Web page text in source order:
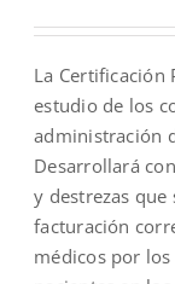
La Certificación
estudio de los
administración
Desarrollará
y destrezas que
facturación
médicos por